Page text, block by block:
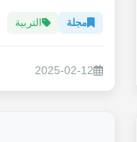
مجلة التربية
2025-02-12